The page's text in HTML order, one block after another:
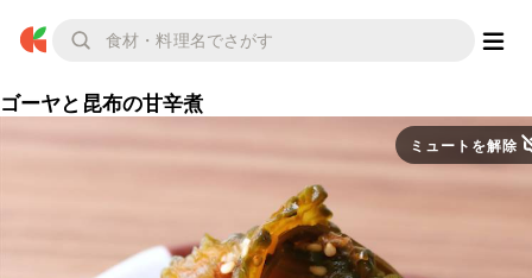
ゴーヤと昆布の甘辛煮
ミュートを解除